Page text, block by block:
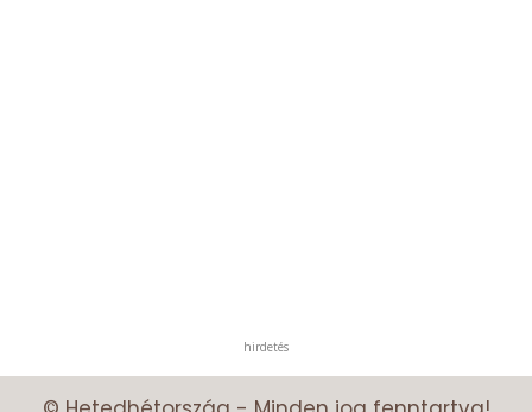
hirdetés